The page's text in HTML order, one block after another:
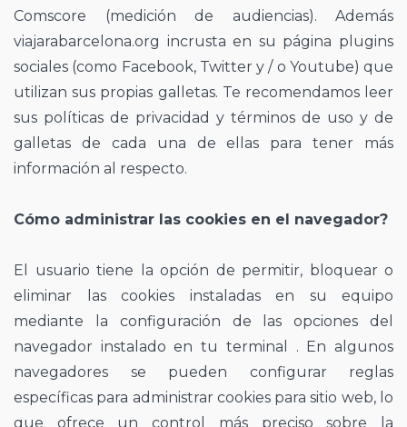
Comscore (medición de audiencias). Además
viajarabarcelona.org incrusta en su página plugins
sociales (como Facebook, Twitter y / o Youtube) que
utilizan sus propias galletas. Te recomendamos leer
sus políticas de privacidad y términos de uso y de
galletas de cada una de ellas para tener más
información al respecto.
Cómo administrar las cookies en el navegador?
El usuario tiene la opción de permitir, bloquear o
eliminar las cookies instaladas en su equipo
mediante la configuración de las opciones del
navegador instalado en tu terminal . En algunos
navegadores se pueden configurar reglas
específicas para administrar cookies para sitio web, lo
que ofrece un control más preciso sobre la